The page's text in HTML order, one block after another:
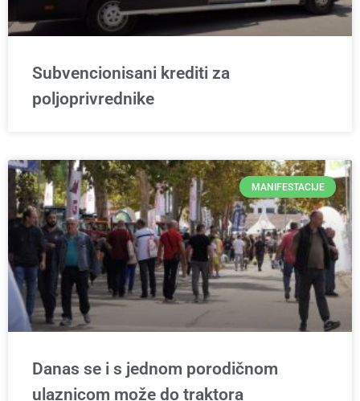
Subvencionisani krediti za
poljoprivrednike
MANIFESTACIJE
Danas se i s jednom porodičnom
ulaznicom može do traktora